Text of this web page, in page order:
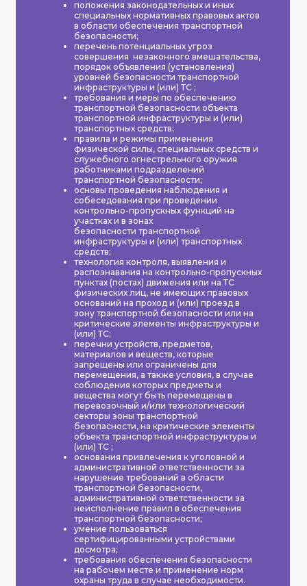
положения законодательных и иных
специальных нормативных правовых актов
в области обеспечения транспортной
безопасности;
перечень потенциальных угроз
совершения незаконного вмешательства,
порядок объявления (установления)
уровней безопасности транспортной
инфраструктуры и (или) ТС ;
требования и меры по обеспечению
транспортной безопасности объекта
транспортной инфраструктуры и (или)
транспортных средств;
правила и режимы применения
физической силы, специальных средств и
служебного огнестрельного оружия
работниками подразделений
транспортной безопасности;
основы проведения наблюдения и
собеседования при проведении
контрольно-пропускных функций на
участках и в зонах
безопасности транспортной
инфраструктуры и (или) транспортных
средств;
технология контроля, выявления и
распознавания на контрольно-пропускных
пунктах (постах) движения или на ТС
физических лиц, не имеющих правовых
оснований на проход и (или) проезд в
зону транспортной безопасности или на
критические элементы инфраструктуры и
(или) ТС;
перечни устройств, предметов,
материалов и веществ, которые
запрещены или ограничены для
перемещения, а также условия, в случае
соблюдения которых предметы и
вещества могут быть перемещены в
перевозочный и/или технологический
секторы зоны транспортной
безопасности, на критические элементы
объекта транспортной инфраструктуры и
(или) ТС ;
основания привлечения к уголовной и
административной ответственности за
нарушение требований в области
транспортной безопасности,
административной ответственности за
неисполнение правил в обеспечения
транспортной безопасности;
умение пользоваться
сертифицированными устройствами
досмотра;
требования обеспечения безопасности
на рабочем месте и применение норм
охраны труда в случае необходимости.